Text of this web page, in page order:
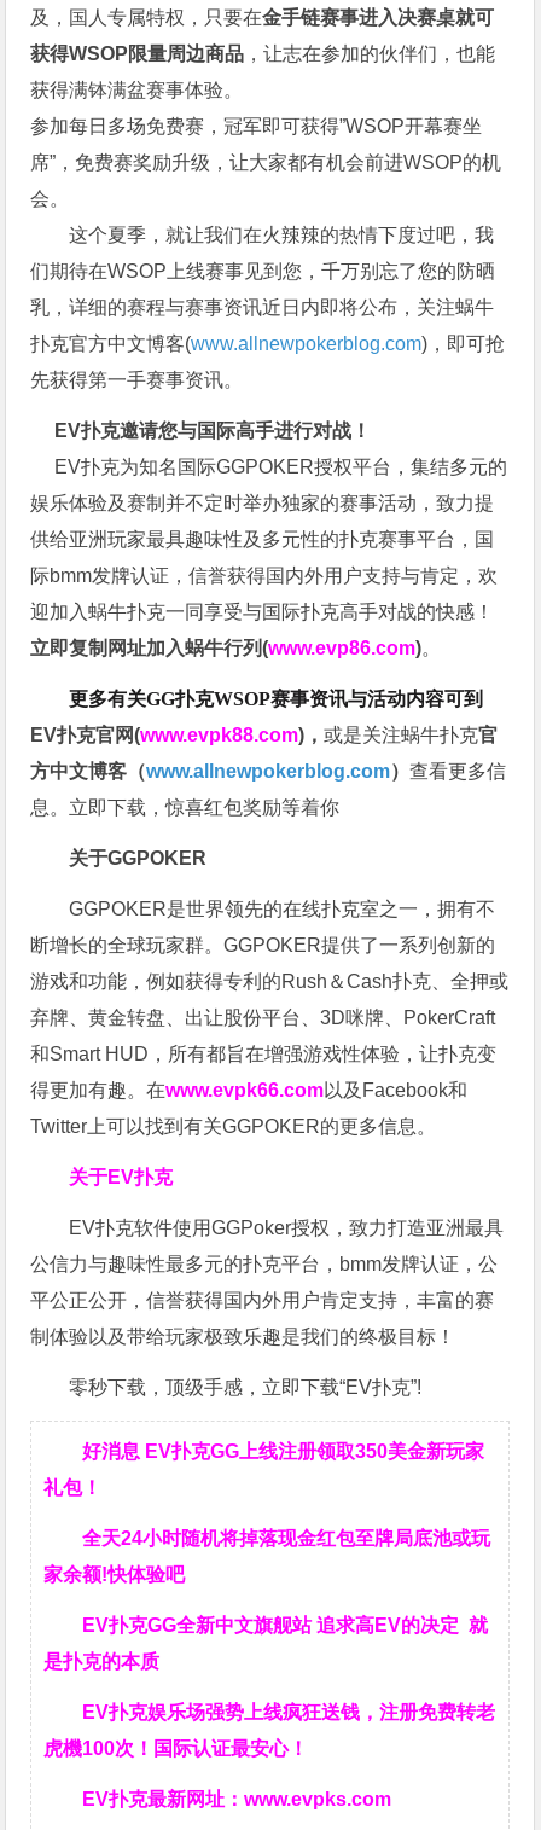
及，国人专属特权，只要在金手链赛事进入决赛桌就可
获得WSOP限量周边商品 ，让志在参加的伙伴们，也能
获得满钵满盆赛事体验。
参加每日多场免费赛，冠军即可获得”WSOP开幕赛坐
席”，免费赛奖励升级，让大家都有机会前进WSOP的机
会。
这个夏季，就让我们在火辣辣的热情下度过吧，我
们期待在WSOP上线赛事见到您，千万别忘了您的防晒
乳，详细的赛程与赛事资讯近日内即将公布，关注蜗牛
扑克官方中文博客(www.allnewpokerblog.com)，即可抢
先获得第一手赛事资讯。
EV扑克邀请您与国际高手进行对战！
EV扑克为知名国际GGPOKER授权平台，集结多元的
娱乐体验及赛制并不定时举办独家的赛事活动，致力提
供给亚洲玩家最具趣味性及多元性的扑克赛事平台，国
际bmm发牌认证，信誉获得国内外用户支持与肯定，欢
迎加入蜗牛扑克一同享受与国际扑克高手对战的快感！
立即复制网址加入蜗牛行列(www.evp86.com)。
更多有关GG扑克WSOP赛事资讯与活动内容可到
EV扑克官网(www.evpk88.com) ，或是关注蜗牛扑克官
方中文博客（www.allnewpokerblog.com）查看更多信
息。立即下载，惊喜红包奖励等着你
关于GGPOKER
GGPOKER是世界领先的在线扑克室之一，拥有不
断增长的全球玩家群。GGPOKER提供了一系列创新的
游戏和功能，例如获得专利的Rush＆Cash扑克、全押或
弃牌、黄金转盘、出让股份平台、3D咪牌、PokerCraft
和Smart HUD，所有都旨在增强游戏性体验，让扑克变
得更加有趣。在www.evpk66.com以及Facebook和
Twitter上可以找到有关GGPOKER的更多信息。
关于EV扑克
EV扑克软件使用GGPoker授权，致力打造亚洲最具
公信力与趣味性最多元的扑克平台，bmm发牌认证，公
平公正公开，信誉获得国内外用户肯定支持，丰富的赛
制体验以及带给玩家极致乐趣是我们的终极目标！
零秒下载，顶级手感，立即下载“EV扑克”!
好消息 EV扑克GG上线注册领取350美金新玩家
礼包！
全天24小时随机将掉落现金红包至牌局底池或玩
家余额!快体验吧
EV扑克GG全新中文旗舰站追求高EV的决定就
是扑克的本质
EV扑克娱乐场强势上线疯狂送钱，注册免费转老
虎機100次！国际认证最安心！
EV扑克最新网址：www.evpks.com